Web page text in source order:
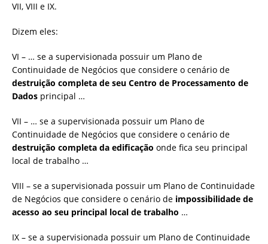
VII, VIII e IX.
Dizem eles:
VI – … se a supervisionada possuir um Plano de
Continuidade de Negócios que considere o cenário de
destruição completa de seu Centro de Processamento de
Dados principal …
VII – … se a supervisionada possuir um Plano de
Continuidade de Negócios que considere o cenário de
destruição completa da edificação onde fica seu principal
local de trabalho …
VIII – se a supervisionada possuir um Plano de Continuidade
de Negócios que considere o cenário de impossibilidade de
acesso ao seu principal local de trabalho …
IX – se a supervisionada possuir um Plano de Continuidade